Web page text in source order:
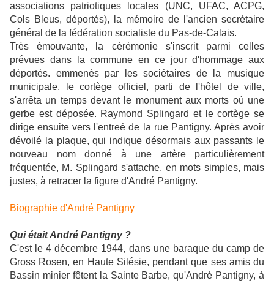
associations patriotiques locales (UNC, UFAC, ACPG,
Cols Bleus, déportés), la mémoire de l'ancien secrétaire
général de la fédération socialiste du Pas-de-Calais.
Très émouvante, la cérémonie s'inscrit parmi celles
prévues dans la commune en ce jour d'hommage aux
déportés. emmenés par les sociétaires de la musique
municipale, le cortège officiel, parti de l'hôtel de ville,
s'arrêta un temps devant le monument aux morts où une
gerbe est déposée. Raymond Splingard et le cortège se
dirige ensuite vers l'entreé de la rue Pantigny. Après avoir
dévoilé la plaque, qui indique désormais aux passants le
nouveau nom donné à une artère particulièrement
fréquentée, M. Splingard s'attache, en mots simples, mais
justes, à retracer la figure d'André Pantigny.
Biographie d'André Pantigny
Qui était André Pantigny ?
C'est le 4 décembre 1944, dans une baraque du camp de
Gross Rosen, en Haute Silésie, pendant que ses amis du
Bassin minier fêtent la Sainte Barbe, qu'André Pantigny, à